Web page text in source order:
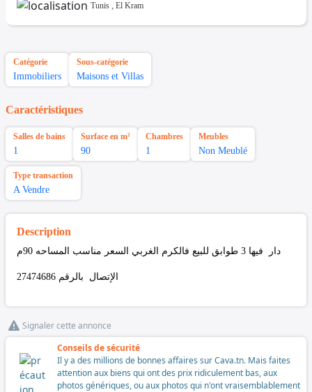
Tunis , El Kram
Catégorie
Immobiliers
Sous-catégorie
Maisons et Villas
Caractéristiques
Salles de bains
1
Surface en m²
90
Chambres
1
Meubles
Non Meublé
Type transaction
A Vendre
Description
دار فيها 3 طوابق للبيع فالكرم الغربي السعر مناسب المساحه 90م
الإتصال بالرقم 27474686
Signaler cette annonce
Conseils de sécurité
Il y a des millions de bonnes affaires sur Cava.tn. Mais faites
attention aux biens qui ont des prix ridiculement bas, aux
photos génériques, ou aux photos qui n'ont vraisemblablement